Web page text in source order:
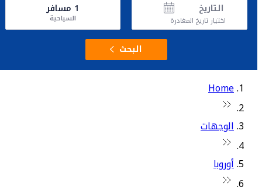
التاريخ
اختيار تاريخ المغادرة
1 مسافر
السياحية
البحث
Home
الوجهات
أوروبا